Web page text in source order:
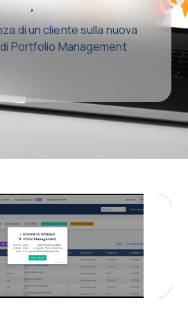
,
di un cliente sulla nuova
Portfolio Management
Play
Video